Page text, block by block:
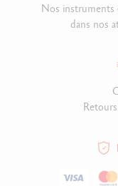
Nos instruments
dans nos